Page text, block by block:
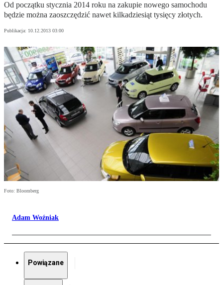
Od początku stycznia 2014 roku na zakupie nowego samochodu
będzie można zaoszczędzić nawet kilkadziesiąt tysięcy złotych.
Publikacja: 10.12.2013 03:00
Foto: Bloomberg
Adam Woźniak
Powiązane